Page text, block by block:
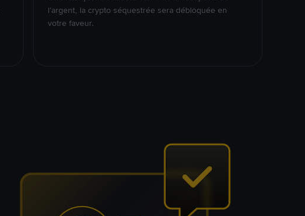
l’argent, la crypto séquestrée sera débloquée en
votre faveur.